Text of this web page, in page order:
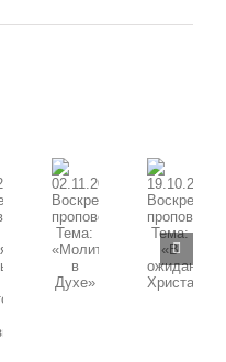
02.11.2025
Воскресная
проповедь,
Тема:
19.10.2025
Воскресная
проповедь,
Тема: